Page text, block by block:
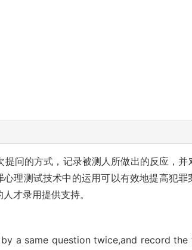
问的方式，记录被测人所做出的反应，并
理测试技术中的运用可以有效地提高犯罪
才录用提供支持。
a same question twice,and record the